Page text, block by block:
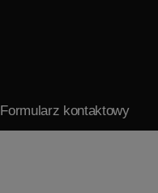
Formularz kontaktowy